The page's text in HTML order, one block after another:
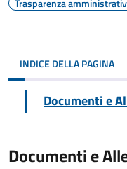
Trasparenza
INDICE DELLA PAGINA
Documenti e
Documenti e